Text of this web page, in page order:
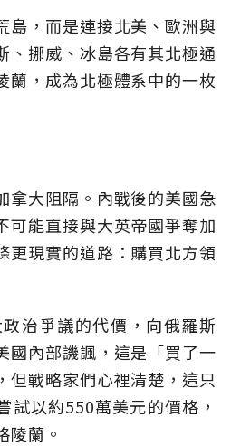
島，而是連接北美、歐洲與
、挪威、冰島各有其北極通
蘭，成為北極體系中的一枚
拿大阻隔。內戰後的美國急
可能直接與大英帝國爭奪加
更現實的道路：購買北方領
治爭議的代價，向俄羅斯
國內部譏諷，這是「買了一
但戰略家們心裡清楚，這只
試以約550萬美元的價格，
陵蘭。